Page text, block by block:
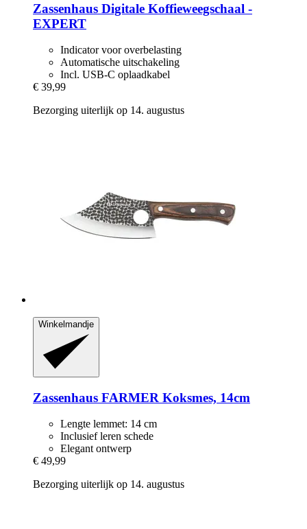
Zassenhaus Digitale Koffieweegschaal -​
EXPERT
Indicator voor overbelasting
Automatische uitschakeling
Incl. USB-C oplaadkabel
€ 39,99
Bezorging uiterlijk op 14. augustus
Winkelmandje
Zassenhaus FARMER Koksmes, 14cm
Lengte lemmet: 14 cm
Inclusief leren schede
Elegant ontwerp
€ 49,99
Bezorging uiterlijk op 14. augustus